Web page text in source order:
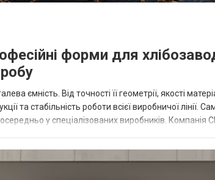
форми для
ємність. Від точності її геометрії, якості
та стабільність роботи всієї виробничої лінії.
у спеціалізованих виробників.